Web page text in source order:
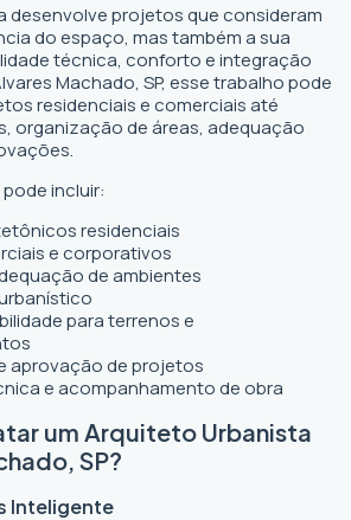
desenvolve projetos que consideram
do espaço, mas também a sua
técnica, conforto e integração
Machado, SP, esse trabalho pode
residenciais e comerciais até
organização de áreas, adequação
incluir:
residenciais
e corporativos
de ambientes
para terrenos e
aprovação de projetos
e acompanhamento de obra
um Arquiteto Urbanista
SP?
Inteligente